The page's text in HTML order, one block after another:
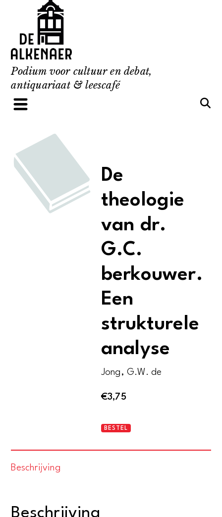
content
Podium voor cultuur en debat,
antiquariaat & leescafé
De
theologie
van dr.
G.C.
berkouwer.
Een
strukturele
analyse
Jong, G.W. de
€3,75
De
BESTEL
Beschrijving
Beschrijving